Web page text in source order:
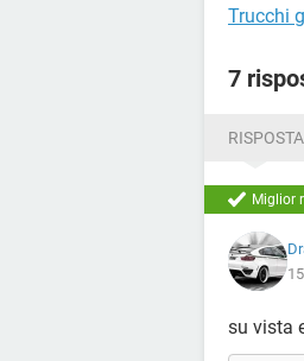
Trucchi
7
Miglior
su vista